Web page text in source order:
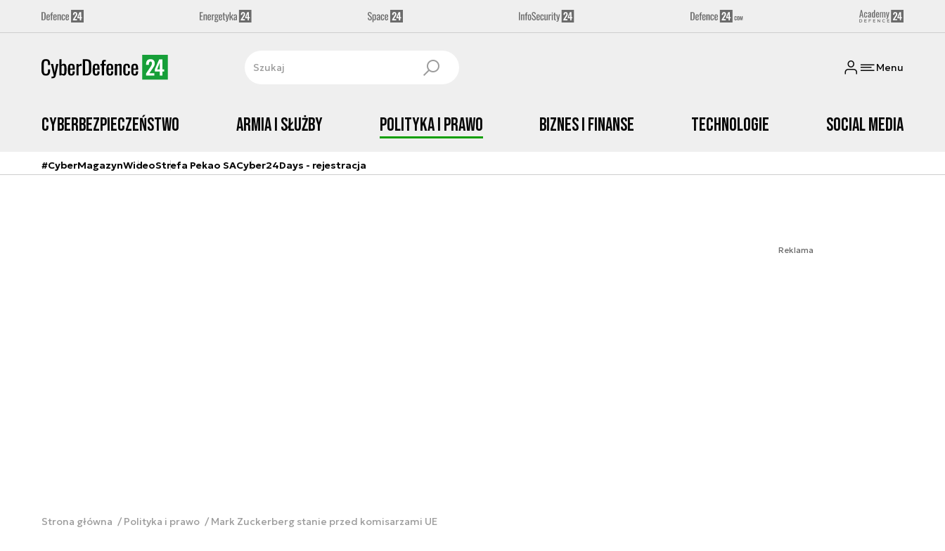
Menu
Cyberbezpieczeństwo Armia i Służby Polityka i prawo Biznes i Finanse Technologie Social media
#CyberMagazynWideoStrefa Pekao SACyber24Days - rejestracja
Reklama
Strona główna Polityka i prawo Mark Zuckerberg stanie przed komisarzami UE